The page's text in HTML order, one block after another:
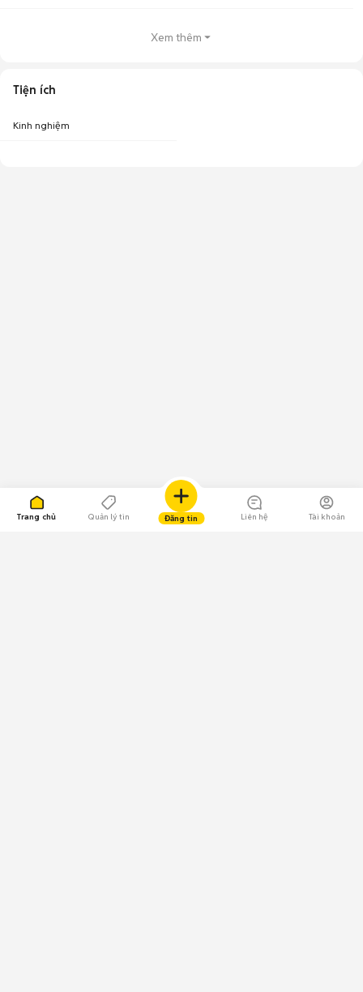
Trang chủ Quản lý tin Đăng tin Liên hệ Tài khoản
Xem thêm
Tiện ích
Kinh nghiệm